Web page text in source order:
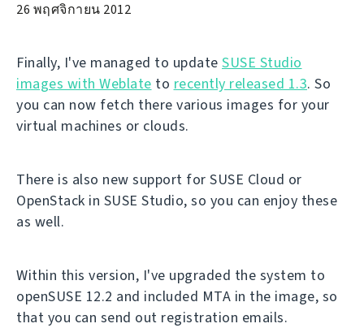
26 พฤศจิกายน 2012
Finally, I've managed to update SUSE Studio
images with Weblate to recently released 1.3. So
you can now fetch there various images for your
virtual machines or clouds.
There is also new support for SUSE Cloud or
OpenStack in SUSE Studio, so you can enjoy these
as well.
Within this version, I've upgraded the system to
openSUSE 12.2 and included MTA in the image, so
that you can send out registration emails.